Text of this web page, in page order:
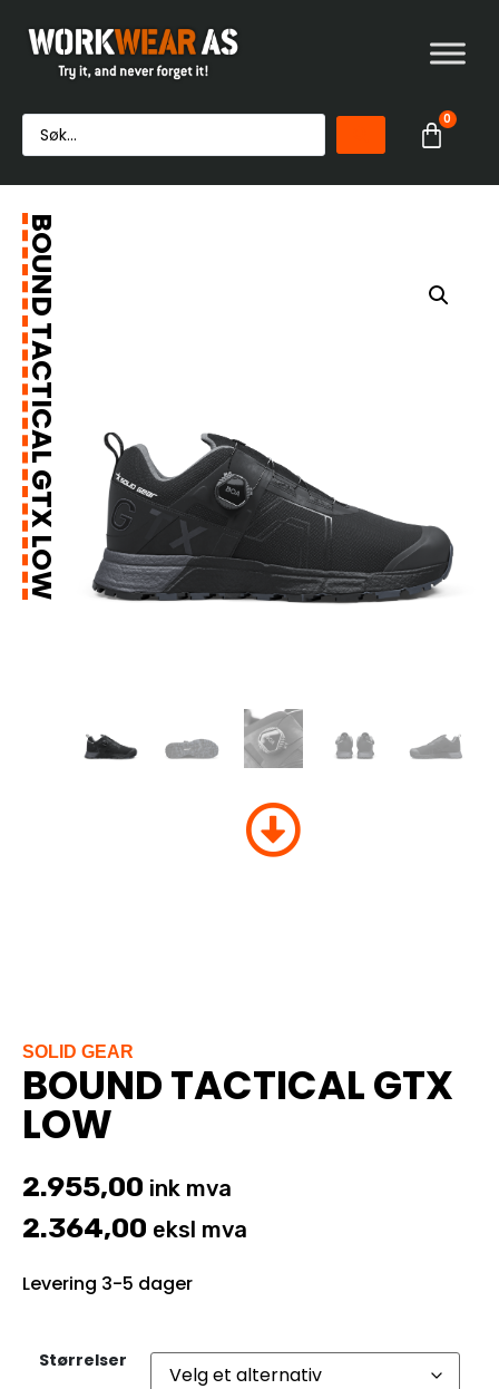
0
BOUND TACTICAL GTX LOW
SOLID GEAR
BOUND TACTICAL GTX
LOW
2.955,00 ink mva
2.364,00 eksl mva
Levering 3-5 dager
Størrelser